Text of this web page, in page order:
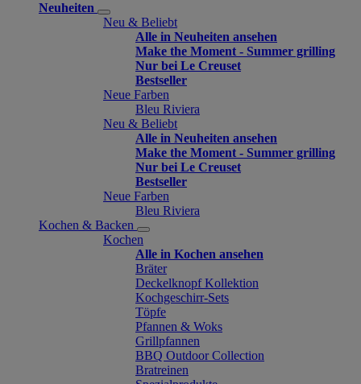
Neuheiten
Neu & Beliebt
Alle in Neuheiten ansehen
Make the Moment - Summer grilling
Nur bei Le Creuset
Bestseller
Neue Farben
Bleu Riviera
Neu & Beliebt
Alle in Neuheiten ansehen
Make the Moment - Summer grilling
Nur bei Le Creuset
Bestseller
Neue Farben
Bleu Riviera
Kochen & Backen
Kochen
Alle in Kochen ansehen
Bräter
Deckelknopf Kollektion
Kochgeschirr-Sets
Töpfe
Pfannen & Woks
Grillpfannen
BBQ Outdoor Collection
Bratreinen